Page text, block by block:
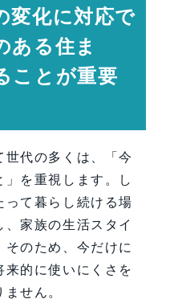
ク動線が大切
ル変化も見据えて
りで大切な視点
長く快適に暮らせ
つくるために
合わせ】
変化に対応で
ある住ま
ことが重要
代の多くは、「今
を重視します。し
って暮らし続ける場
家族の生活スタイ
そのため、今だけに
的に使いにくさを
せん。